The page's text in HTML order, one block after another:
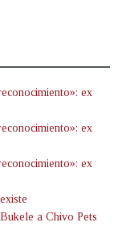
ex
ex
ex
a Chivo Pets